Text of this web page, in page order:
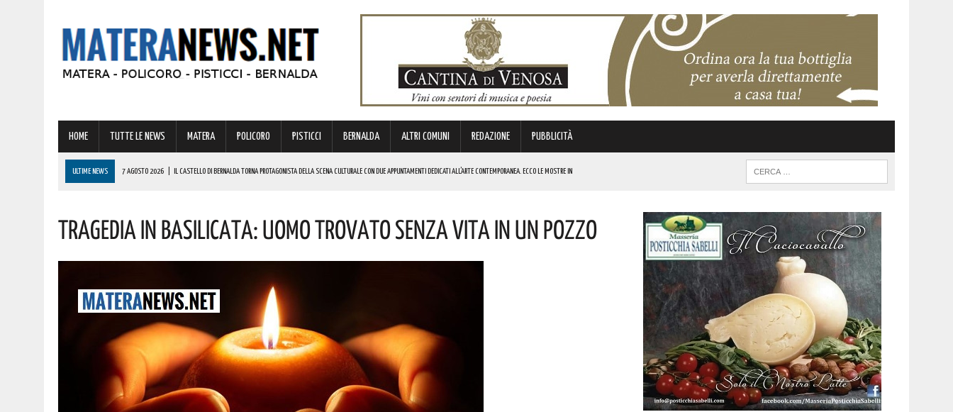
HOME TUTTE LE NEWS MATERA POLICORO PISTICCI BERNALDA ALTRI COMUNI REDAZIONE PUBBLICITÀ
ULTIME NEWS 7 AGOSTO 2026 IL CASTELLO DI BERNALDA TORNA PROTAGONISTA DELLA SCENA CULTURALE CON DUE APPUNTAMENTI DEDICATI ALL’ARTE CONTEMPORANEA. ECCO LE MOSTRE IN
7 AGOSTO 2026 A GRASSANO FERVONO I PREPARATIVI PER LA RIEVOCAZIONE STORICA “I CAVALIERI DI MALTA”. ECCO IL PROGRAMMA
7 AGOSTO 2026 | BENZINA ANNACQUATA E GASOLIO SPORCO, UN IMPIANTO SU CINQUE NON È IN REGOLA: “IL PROBLEMA RIGUARDA L’INTERO TERRITORIO NAZIONALE”! I DETTAGLI
Tragedia In Basilicata: Uomo Trovato Senza Vita In Un Pozzo